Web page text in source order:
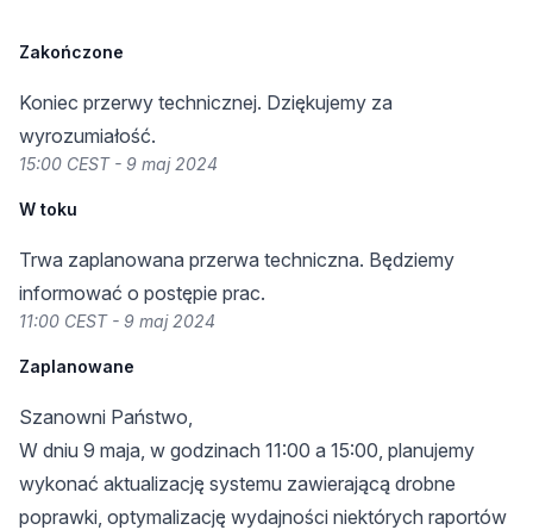
Zakończone
Koniec przerwy technicznej. Dziękujemy za
wyrozumiałość.
15:00 CEST - 9 maj 2024
W toku
Trwa zaplanowana przerwa techniczna. Będziemy
informować o postępie prac.
11:00 CEST - 9 maj 2024
Zaplanowane
Szanowni Państwo,
W dniu 9 maja, w godzinach 11:00 a 15:00, planujemy
wykonać aktualizację systemu zawierającą drobne
poprawki, optymalizację wydajności niektórych raportów